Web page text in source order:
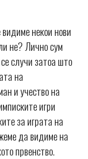
некои нови
не? Лично сум
случи затоа што
на
и учество на
игри
за играта на
да видиме на
првенство.